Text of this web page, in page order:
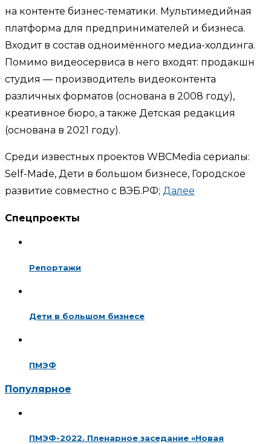
на контенте бизнес-тематики. Мультимедийная
платформа для предпринимателей и бизнеса.
Входит в состав одноимённого медиа-холдинга.
Помимо видеосервиса в него входят: продакшн
студия — производитель видеоконтента
различных форматов (основана в 2008 году),
креативное бюро, а также Детская редакция
(основана в 2021 году).
Среди известных проектов WBCMedia сериалы:
Self-Made, Дети в большом бизнесе, Городское
развитие совместно с ВЭБ.РФ; Далее
Спецпроекты
Репортажи
Дети в большом бизнесе
ПМЭФ
Популярное
ПМЭФ-2022. Пленарное заседание «Новая